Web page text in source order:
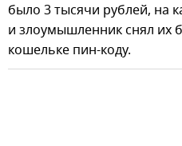
было 3 тысячи рублей, на
и злоумышленник снял их
кошельке пин-коду.